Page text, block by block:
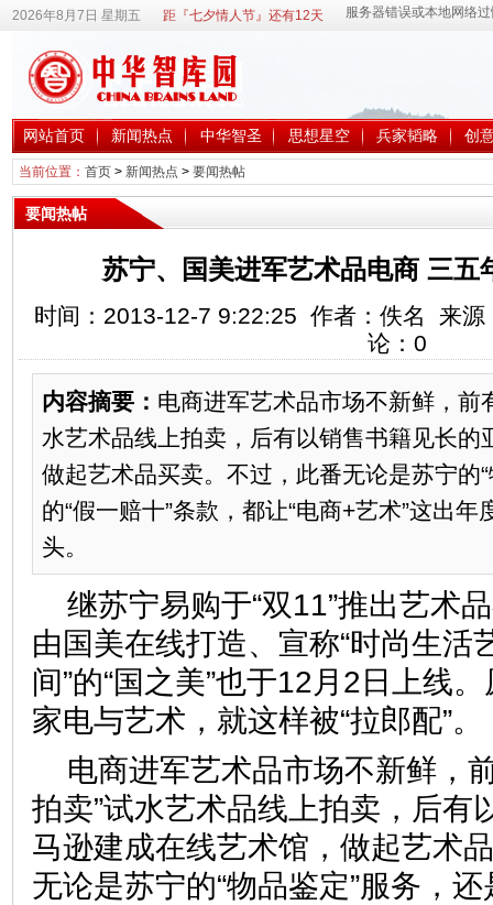
2026年8月7日 星期五 距『七夕情人节』还有12天
网站首页 新闻热点 中华智圣 思想星空 兵家韬略 创
当前位置： 首页> 新闻热点 > 要闻热帖
要闻热帖
苏宁、国美进军艺术品电商 三五
时间：2013-12-7 9:22:25 作者：佚名 来
论： 0
内容摘要： 电商进军艺术品市场不新鲜，前
水艺术品线上拍卖，后有以销售书籍见长的
做起艺术品买卖。不过，此番无论是苏宁的
的“假一赔十”条款，都让“电商+艺术”这出
头。
继苏宁易购于“双11”推出艺术
由国美在线打造、宣称“时尚生活
间”的“国之美”也于12月2日上线
家电与艺术，就这样被“拉郎配”。
电商进军艺术品市场不新鲜，
拍卖”试水艺术品线上拍卖，后有
马逊建成在线艺术馆，做起艺术
无论是苏宁的“物品鉴定”服务，